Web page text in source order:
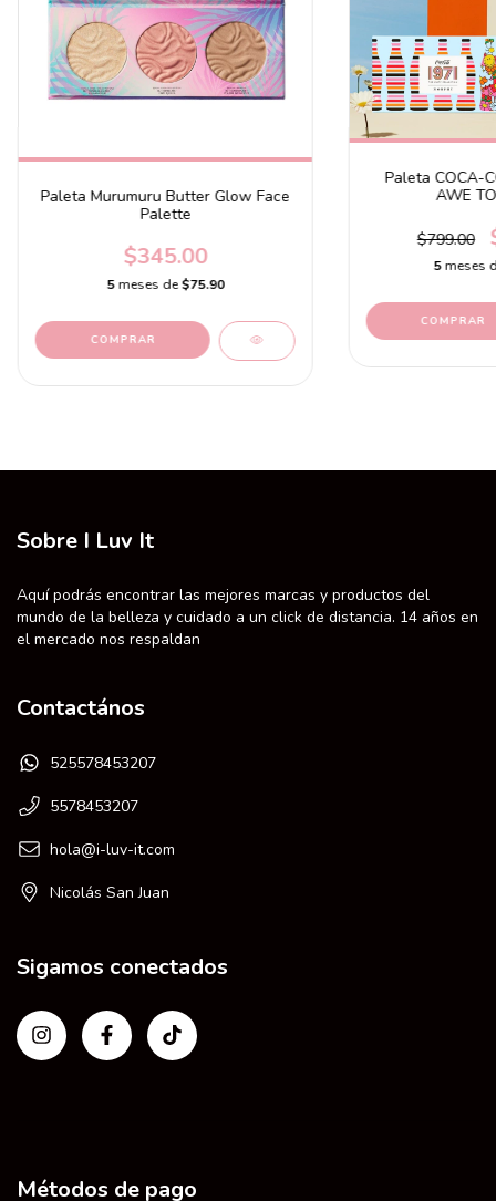
Paleta Murumuru Butter Glow Face
Palette
$345.00
5 meses de$75.90
Paleta COCA-
AWE
$799.00
5 meses
Sobre I Luv It
Aquí podrás encontrar las mejores marcas y productos del
mundo de la belleza y cuidado a un click de distancia. 14 años en
el mercado nos respaldan
Contactános
525578453207
5578453207
hola@i-luv-it.com
Nicolás San Juan
Sigamos conectados
Métodos de pago